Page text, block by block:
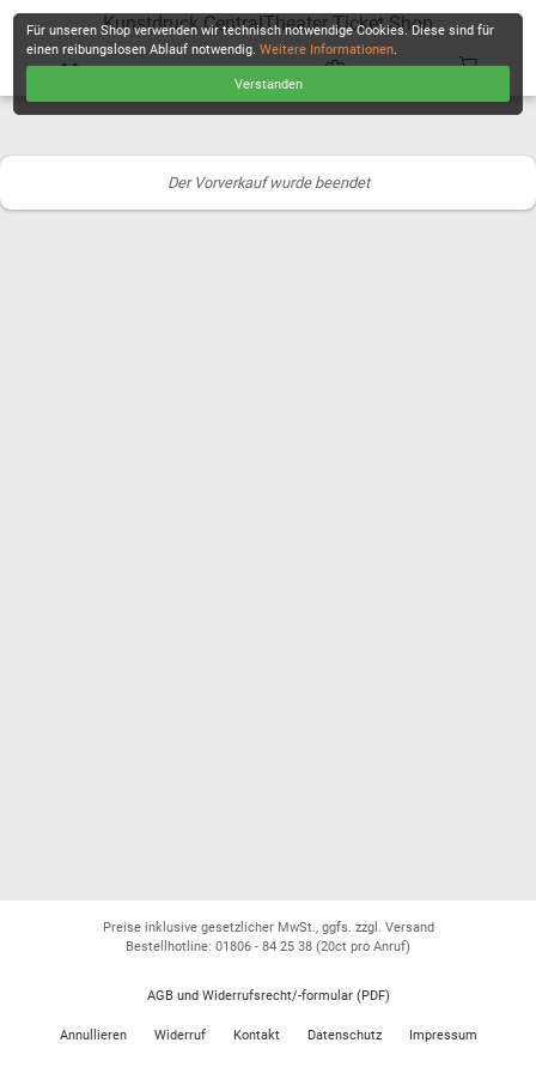
Kunstdruck CentralTheater Ticket Shop
Der Vorverkauf wurde beendet
Für unseren Shop verwenden wir technisch notwendige Cookies. Diese sind für
einen reibungslosen Ablauf notwendig.Weitere Informationen.
Verstanden
Preise inklusive gesetzlicher MwSt., ggfs. zzgl. Versand
Bestellhotline: 01806 - 84 25 38 (20ct pro Anruf)
AGB und Widerrufsrecht/-formular (PDF)
Annullieren Widerruf Kontakt Datenschutz Impressum